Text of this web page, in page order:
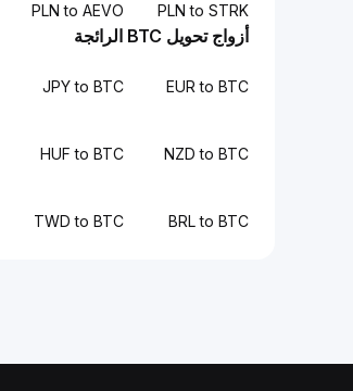
PLN to STRK
PLN to AEVO
أزواج تحويل BTC الرائجة
EUR to BTC
JPY to BTC
NZD to BTC
HUF to BTC
BRL to BTC
TWD to BTC